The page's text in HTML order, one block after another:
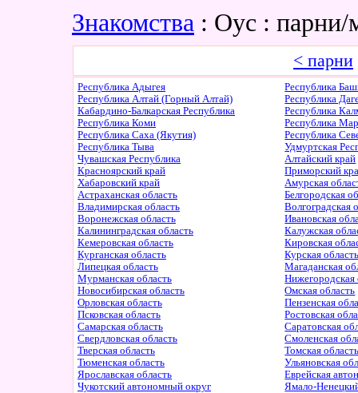
Знакомства : Оус :
< парни
Республика Адыгея
Республика
Республика Алтай (Горный Алтай)
Республика
Кабардино-Балкарская Республика
Республика
Республика Коми
Республика
Республика Саха (Якутия)
Республика
Республика Тыва
Удмуртская
Чувашская Республика
Алтайский край
Красноярский край
Приморский
Хабаровский край
Амурская
Астраханская область
Белгородская
Владимирская область
Волгоградская
Воронежская область
Ивановская
Калининградская область
Калужская
Кемеровская область
Кировская
Курганская область
Курская
Липецкая область
Магаданская
Мурманская область
Нижегородская
Новосибирская область
Омская область
Орловская область
Пензенская
Псковская область
Ростовская
Самарская область
Саратовская
Свердловская область
Смоленская
Тверская область
Томская
Тюменская область
Ульяновская
Ярославская область
Еврейская
Чукотский автономный округ
Ямало-